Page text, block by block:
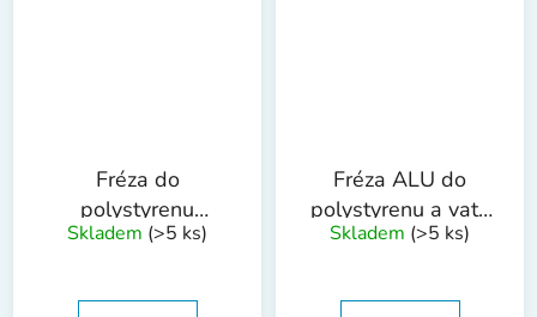
Fréza do
polystyrenu
WESTBERG
Skladem (>5 ks)
Fréza ALU do
polystyrenu a vaty
65mm
Skladem (>5 ks)